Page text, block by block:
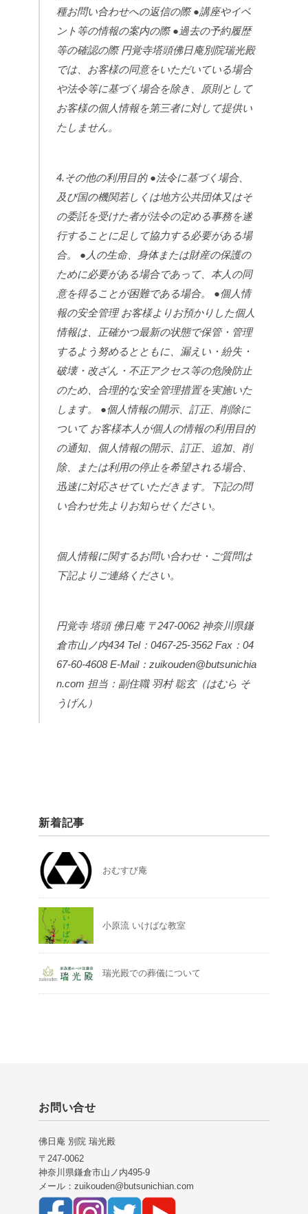
種お問い合わせへの返信の際●講座やイベ
ント等の情報の案内の際●過去の予約履歴
等の確認の際円覚寺塔頭佛日庵別院瑞光殿
では、お客様の同意をいただいている場合
や法令等に基づく場合を除き、原則として
お客様の個人情報を第三者に対して提供い
たしません。
4.その他の利用目的●法令に基づく場合、
及び国の機関若しくは地方公共団体又はそ
の委託を受けた者が法令の定める事務を遂
行することに足して協力する必要がある場
合。
●人の生命、身体または財産の保護の
ために必要がある場合であって、本人の同
意を得ることが困難である場合。
●個人情
報の安全管理お客様よりお預かりした個人
情報は、正確かつ最新の状態で保管・管理
するよう努めるとともに、漏えい・紛失・
破壊・改ざん・不正アクセス等の危険防止
のため、合理的な安全管理措置を実施いた
します。
●個人情報の開示、訂正、削除に
ついてお客様本人が個人の情報の利用目的
の通知、個人情報の開示、訂正、追加、削
除、または利用の停止を希望される場合、
迅速に対応させていただきます。下記の問
い合わせ先よりお知らせください。
個人情報に関するお問い合わせ・ご質問は
下記よりご連絡ください。
円覚寺 塔頭 佛日庵〒247-0062 神奈川県鎌
倉市山ノ内434 Tel：0467-25-3562 Fax：04
67-60-4608E-Mail：zuikouden@butsunichia
n.com 担当：副住職 羽村 聡玄（はむら そ
うげん）
新着記事
おむすび庵
小原流 いけばな教室
瑞光殿での葬儀について
お問い合せ
佛日庵 別院 瑞光殿
〒247-0062
神奈川県鎌倉市山ノ内495-9
メール：zuikouden@butsunichian.com